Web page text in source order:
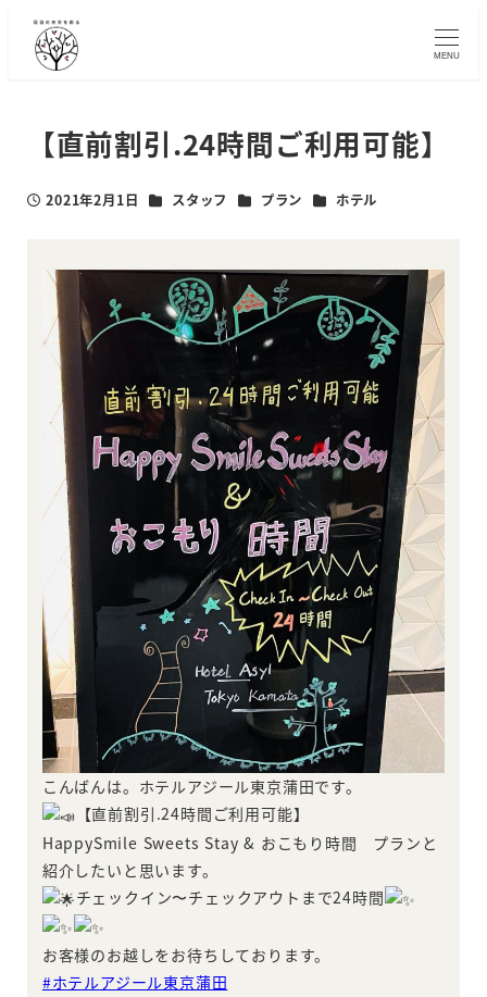
MENU
【直前割引.24時間ご利用可能】
投稿日
2021年2月1日 カテゴリー
スタッフ カテゴリー
プラン カテゴリー
ホテル
こんばんは。ホテルアジール東京蒲田です。
【直前割引.24時間ご利用可能】
HappySmile Sweets Stay & おこもり時間 プランと
紹介したいと思います。
チェックイン〜チェックアウトまで24時間
お客様のお越しをお待ちしております。
#ホテルアジール東京蒲田